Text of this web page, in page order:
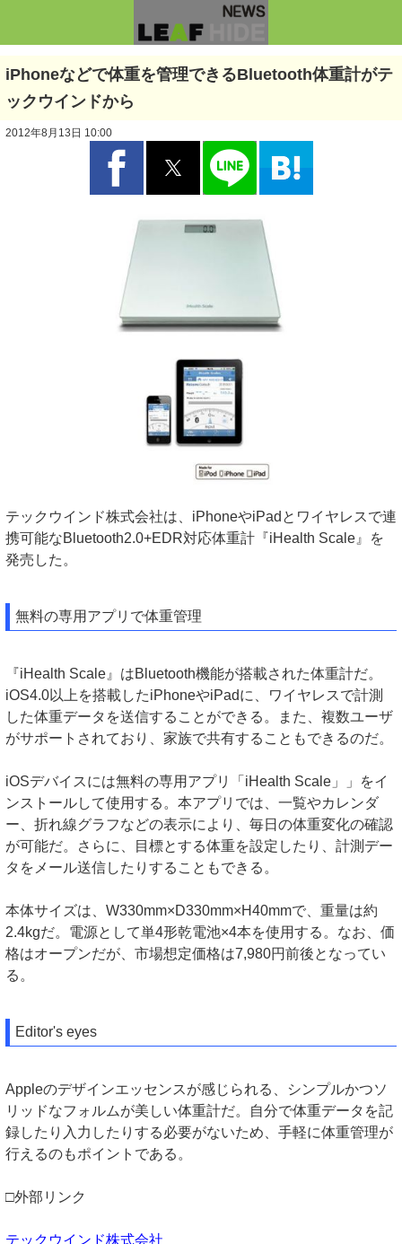
iPhoneなどで体重を管理できるBluetooth体重計がテ
ックウインドから
2012年8月13日 10:00
テックウインド株式会社は、iPhoneやiPadとワイヤレスで連
携可能なBluetooth2.0+EDR対応体重計『iHealth Scale』を
発売した。
無料の専用アプリで体重管理
『iHealth Scale』はBluetooth機能が搭載された体重計だ。
iOS4.0以上を搭載したiPhoneやiPadに、ワイヤレスで計測
した体重データを送信することができる。また、複数ユーザ
がサポートされており、家族で共有することもできるのだ。
iOSデバイスには無料の専用アプリ「iHealth Scale」」をイ
ンストールして使用する。本アプリでは、一覧やカレンダ
ー、折れ線グラフなどの表示により、毎日の体重変化の確認
が可能だ。さらに、目標とする体重を設定したり、計測デー
タをメール送信したりすることもできる。
本体サイズは、W330mm×D330mm×H40mmで、重量は約
2.4kgだ。電源として単4形乾電池×4本を使用する。なお、価
格はオープンだが、市場想定価格は7,980円前後となってい
る。
Editor's eyes
Appleのデザインエッセンスが感じられる、シンプルかつソ
リッドなフォルムが美しい体重計だ。自分で体重データを記
録したり入力したりする必要がないため、手軽に体重管理が
行えるのもポイントである。
□外部リンク
テックウインド株式会社